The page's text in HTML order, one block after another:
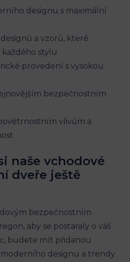
designu s maximální
a vzorů, které
stylu
provedení s vysokou
bezpečnostním
vlivům a
naše vchodové
dveře ještě
bezpečnostním
aby se postaraly o váš
budete mít přidanou
designu a trendy